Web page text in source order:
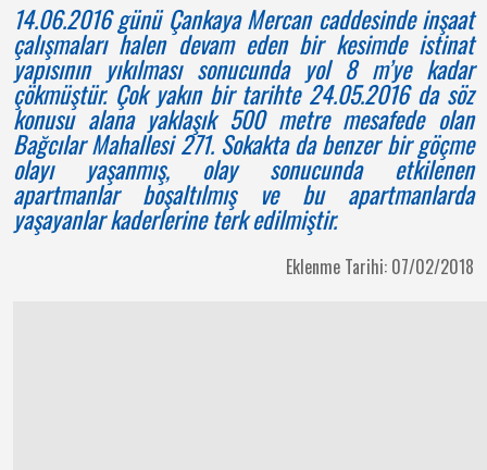
14.06.2016 günü Çankaya Mercan caddesinde inşaat
çalışmaları halen devam eden bir kesimde istinat
yapısının yıkılması sonucunda yol 8 m’ye kadar
çökmüştür. Çok yakın bir tarihte 24.05.2016 da söz
konusu alana yaklaşık 500 metre mesafede olan
Bağcılar Mahallesi 271. Sokakta da benzer bir göçme
olayı yaşanmış, olay sonucunda etkilenen
apartmanlar boşaltılmış ve bu apartmanlarda
yaşayanlar kaderlerine terk edilmiştir.
Eklenme Tarihi: 07/02/2018